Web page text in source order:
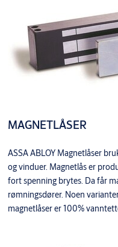
MAGNETLÅSER
ASSA ABLOY Magnetlåser
og vinduer. Magnetlås er
fort spenning brytes. Da får
rømningsdører. Noen
magnetlåser er 100%